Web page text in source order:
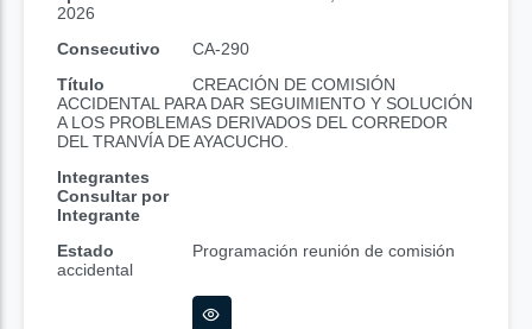
2026
Consecutivo
CA-290
Título
CREACIÓN DE COMISIÓN
ACCIDENTAL PARA DAR SEGUIMIENTO Y SOLUCIÓN
A LOS PROBLEMAS DERIVADOS DEL CORREDOR
DEL TRANVÍA DE AYACUCHO.
Integrantes
Consultar por
Integrante
Estado
Programación reunión de comisión
accidental